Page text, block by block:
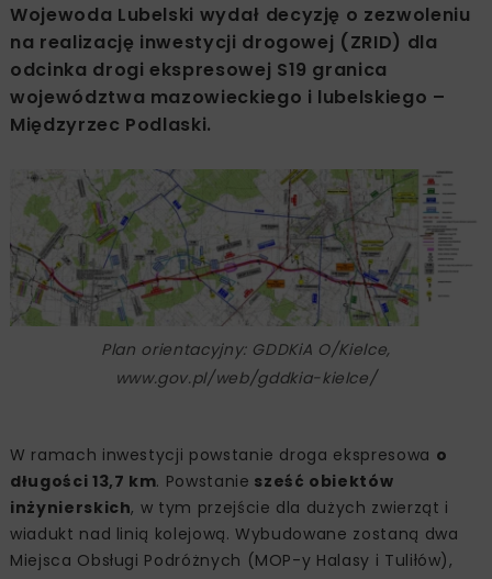
Wojewoda Lubelski wydał decyzję o zezwoleniu
na realizację inwestycji drogowej (ZRID) dla
odcinka drogi ekspresowej S19 granica
województwa mazowieckiego i lubelskiego –
Międzyrzec Podlaski.
Plan orientacyjny: GDDKiA O/Kielce,
www.gov.pl/web/gddkia-kielce/
W ramach inwestycji powstanie droga ekspresowa o
długości 13,7 km. Powstanie sześć obiektów
inżynierskich, w tym przejście dla dużych zwierząt i
wiadukt nad linią kolejową. Wybudowane zostaną dwa
Miejsca Obsługi Podróżnych (MOP-y Halasy i Tuliłów),